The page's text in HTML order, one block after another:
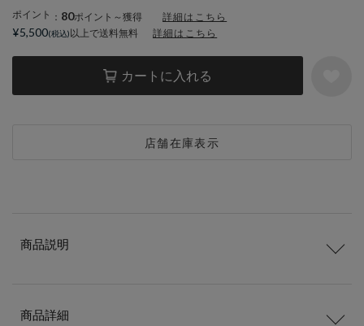
ポイント ： 80ポイント～獲得 詳細はこちら
カートに入れる
店舗在庫表示
¥5,500 以上で送料無料 詳細はこちら
商品説明
商品詳細